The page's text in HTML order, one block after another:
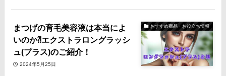
おすすめ商品・お役立ち情報
まつげの育毛美容液は本当によ
いのか⁈エクストラロングラッシ
ュ(プラス)のご紹介！
2024年5月25日